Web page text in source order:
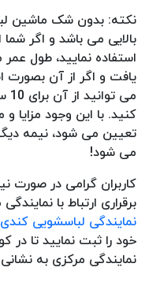
نکته: بدون شک ماشین
بالایی می باشد و اگر
استفاده نمایید، طول
کنید. با این وجود مزایا
تعیین می شود، نیمه
می شود!
کاربران گرامی در صورت
برقراری ارتباط با
نمایندگی لباسشویی کندی
خود را ثبت نمایید تا در
نمایندگی مرکزی به